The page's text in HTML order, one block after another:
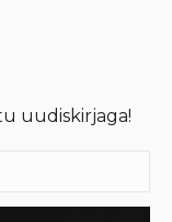
uudiskirjaga!